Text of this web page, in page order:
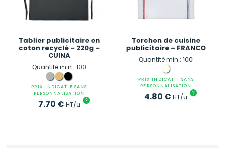
Tablier publicitaire en
coton recyclé – 220g –
CUINA
Quantité min : 100
PRIX INDICATIF SANS
PERSONNALISATION
7.70 € HT/u ?
Torchon de cuisine
publicitaire – FRANCO
Quantité min : 100
PRIX INDICATIF SANS
PERSONNALISATION
4.80 € HT/u ?